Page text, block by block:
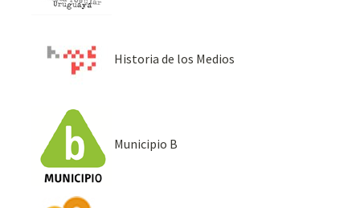
Historia de los Medios
Municipio B